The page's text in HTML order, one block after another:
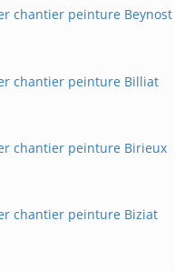
chantier peinture Beynost
chantier peinture Billiat
chantier peinture Birieux
chantier peinture Biziat